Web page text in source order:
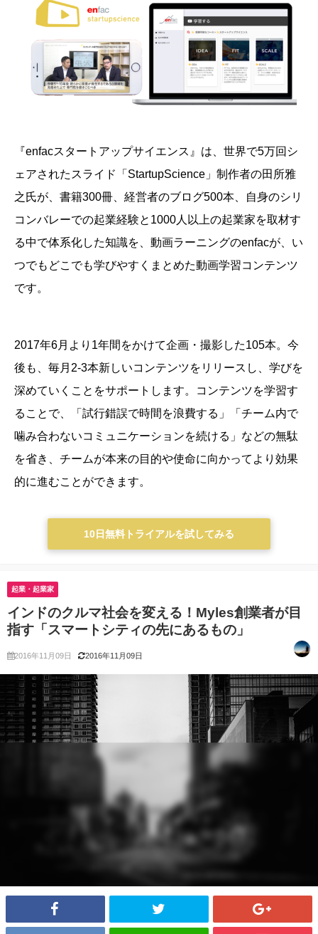
『enfacスタートアップサイエンス』は、 世界で5万回シ
ェアされたスライド「StartupScience」制作者の田所雅
之氏が、書籍300冊、経営者のブログ500本、自身のシリ
コンバレーでの起業経験と1000人以上の起業家を取材す
る中で体系化した知識を、動画ラーニングのenfacが、い
つでもどこでも学びやすくまとめた動画学習コンテンツ
です。
2017年6月より1年間をかけて企画・撮影した105本。今
後も、毎月2-3本新しいコンテンツをリリースし、学びを
深めていくことをサポートします。
コンテンツを学習す
ることで、「試行錯誤で時間を浪費する」「チーム内で
噛み合わないコミュニケーションを続ける」などの無駄
を省き、チームが本来の目的や使命に向かってより効果
的に進むことができます。
10日無料トライアルを試してみる
起業・起業家
インドのクルマ社会を変える！Myles創業者が目
指す「スマートシティの先にあるもの」
2016年11月09日 2016年11月09日